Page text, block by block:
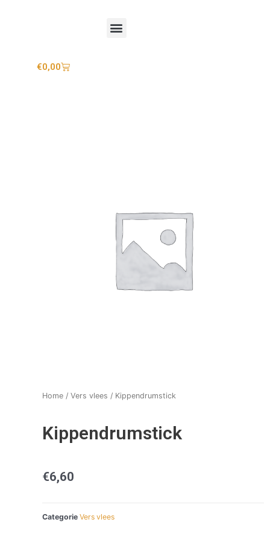
€0,00
Home / Vers vlees / Kippendrumstick
Kippendrumstick
€6,60
Categorie Vers vlees